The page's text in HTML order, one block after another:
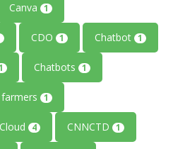
Canva 1
CDO 1 Chatbot 1
Chatbots 1
1
Cloud 4 CNNCTD 1